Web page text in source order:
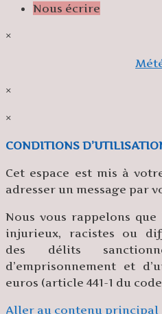
Nous écrire
×
×
×
CONDITIONS
Cet espace est mis à
adresser un message par
Nous vous rappelons
injurieux, racistes ou
des délits
d’emprisonnement et
euros (article 441-1 du
Aller au contenu principal